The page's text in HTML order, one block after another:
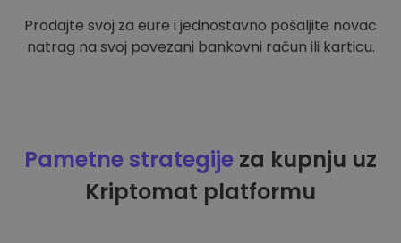
Prodajte svoj za eure i jednostavno pošaljite novac
natrag na svoj povezani bankovni račun ili karticu.
Pametne strategije za kupnju uz
Kriptomat platformu